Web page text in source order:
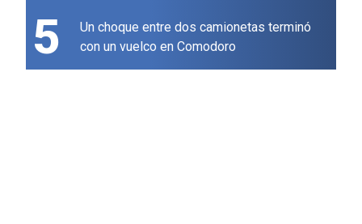
5
Un choque entre dos camionetas terminó
con un vuelco en Comodoro